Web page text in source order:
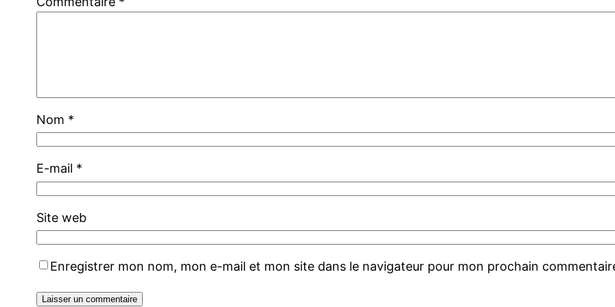
Nom *
E-mail *
Site web
Enregistrer mon nom, mon e-mail et mon site dans le navigateur pour mon prochain